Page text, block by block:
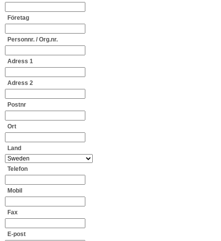
Företag
Personnr. / Org.nr.
Adress 1
Adress 2
Postnr
Ort
Land
Telefon
Mobil
Fax
E-post